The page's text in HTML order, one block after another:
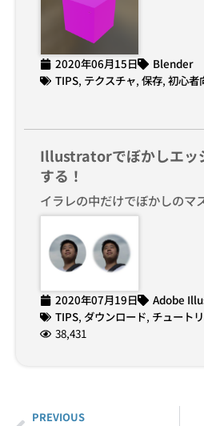
2020年06月15日
Blender
TIPS, テクスチャ, 保存, 初心者
Illustratorでぼかしエッ
する！
イラレの中だけでぼかしのマ
2020年07月19日
Adobe
TIPS, ダウンロード, チュート
38,431
PREVIOUS